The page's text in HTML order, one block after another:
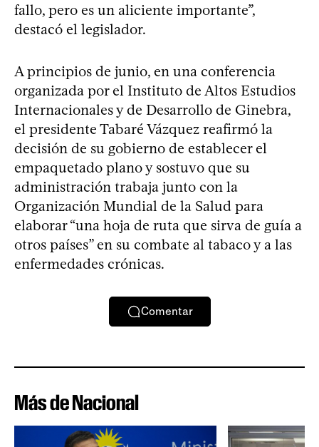
fallo, pero es un aliciente importante”,
destacó el legislador.
A principios de junio, en una conferencia
organizada por el Instituto de Altos Estudios
Internacionales y de Desarrollo de Ginebra,
el presidente Tabaré Vázquez reafirmó la
decisión de su gobierno de establecer el
empaquetado plano y sostuvo que su
administración trabaja junto con la
Organización Mundial de la Salud para
elaborar “una hoja de ruta que sirva de guía a
otros países” en su combate al tabaco y a las
enfermedades crónicas.
Comentar
Más de Nacional